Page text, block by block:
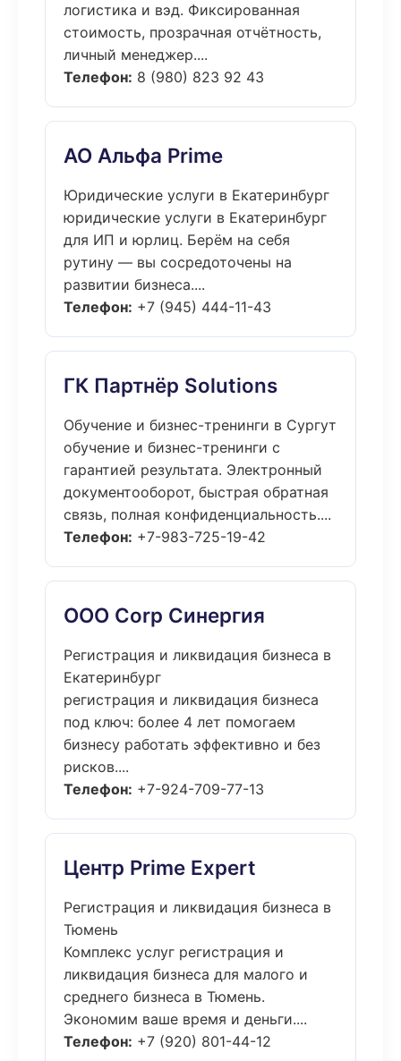
логистика и вэд. Фиксированная
стоимость, прозрачная отчётность,
личный менеджер....
Телефон: 8 (980) 823 92 43
АО Альфа Prime
Юридические услуги в Екатеринбург
юридические услуги в Екатеринбург
для ИП и юрлиц. Берём на себя
рутину — вы сосредоточены на
развитии бизнеса....
Телефон: +7 (945) 444-11-43
ГК Партнёр Solutions
Обучение и бизнес-тренинги в Сургут
обучение и бизнес-тренинги с
гарантией результата. Электронный
документооборот, быстрая обратная
связь, полная конфиденциальность....
Телефон: +7-983-725-19-42
ООО Corp Синергия
Регистрация и ликвидация бизнеса в
Екатеринбург
регистрация и ликвидация бизнеса
под ключ: более 4 лет помогаем
бизнесу работать эффективно и без
рисков....
Телефон: +7-924-709-77-13
Центр Prime Expert
Регистрация и ликвидация бизнеса в
Тюмень
Комплекс услуг регистрация и
ликвидация бизнеса для малого и
среднего бизнеса в Тюмень.
Экономим ваше время и деньги....
Телефон: +7 (920) 801-44-12